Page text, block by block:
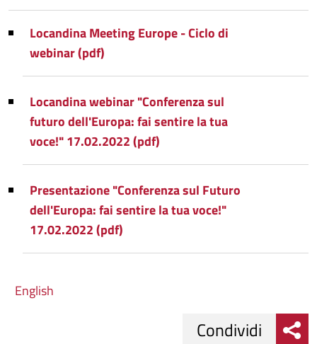
Locandina Meeting Europe - Ciclo di
webinar (pdf)
Locandina webinar "Conferenza sul
futuro dell'Europa: fai sentire la tua
voce!" 17.02.2022 (pdf)
Presentazione "Conferenza sul Futuro
dell'Europa: fai sentire la tua voce!"
17.02.2022 (pdf)
English
Condividi